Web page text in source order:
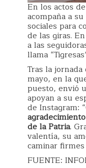
En los actos
acompaña a
sociales para
de las giras.
a las
llama
Tras la
mayo, en la
puesto, envió
apoyan a su
de Instagram: “
de la Patria.
valentía, su
caminar firmes
FUENTE: